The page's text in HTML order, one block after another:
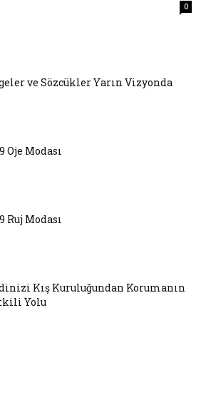
0
ve Sözcükler Yarın Vizyonda
Oje Modası
Ruj Modası
Kış Kuruluğundan Korumanın
Yolu